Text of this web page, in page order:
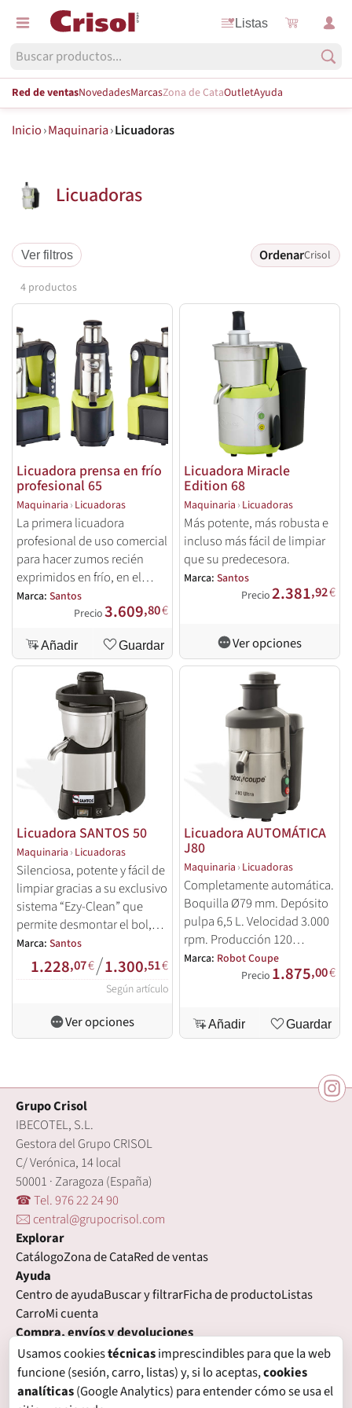
Listas
Red de ventasNovedadesMarcasZona de CataOutletAyuda
Inicio›Maquinaria›Licuadoras
Licuadoras
Ver filtros OrdenarCrisol
4 productos
Licuadora prensa en frío
profesional 65
Maquinaria › Licuadoras
La primera licuadora
profesional de uso comercial
para hacer zumos recién
exprimidos en frío, en el
momento y de cara al
Marca: Santos
Precio3.609,80€
Añadir Guardar
Licuadora Miracle
Edition 68
Maquinaria › Licuadoras
Más potente, más robusta e
incluso más fácil de limpiar
que su predecesora.
Marca: Santos
Precio2.381,92€
Ver opciones
Licuadora SANTOS 50
Maquinaria › Licuadoras
Silenciosa, potente y fácil de
limpiar gracias a su exclusivo
sistema “Ezy-Clean” que
permite desmontar el bol,
cestillo y cubierta sin
herramientas.
Marca: Santos
1.228,07€/1.300,51€
Según artículo
Ver opciones
Licuadora AUTOMÁTICA
J80
Maquinaria › Licuadoras
Completamente automática.
Boquilla Ø79 mm. Depósito
pulpa 6,5 L. Velocidad 3.000
rpm. Producción 120
Litros/hora. Potencia 700 W.
Marca: Robot Coupe
Precio 1.875,00€
Añadir Guardar
Grupo Crisol
IBECOTEL, S.L.
Gestora del Grupo CRISOL
C/ Verónica, 14 local
50001 · Zaragoza (España)
☎ Tel. 976 22 24 90
🖂 central@grupocrisol.com
Explorar
CatálogoZona de CataRed de ventas
Ayuda
Centro de ayudaBuscar y filtrarFicha de productoListas
CarroMi cuenta
Compra, envíos y devoluciones
Condiciones de compraFormas de pagoGastos de envío
Plazos de entregaDevolucionesGarantía
Legal
Usamos cookiestécnicasimprescindibles para que la web
funcione (sesión, carro, listas) y, si lo aceptas,cookies
analíticas(Google Analytics) para entender cómo se usa el